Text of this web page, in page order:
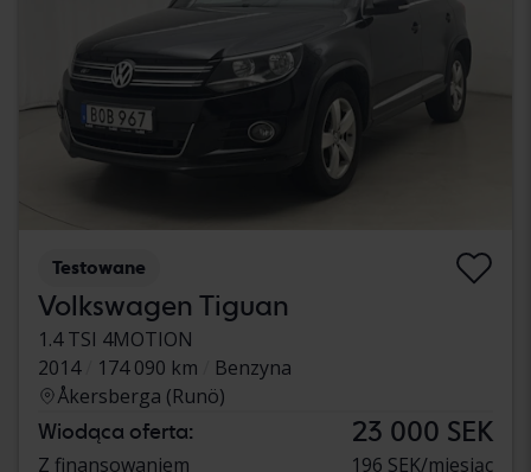
Testowane
Volkswagen Tiguan
1.4 TSI 4MOTION
2014
174 090 km
Benzyna
Åkersberga (Runö)
Wiodąca oferta: 23 000 SEK
Z finansowaniem 196 SEK/miesiąc